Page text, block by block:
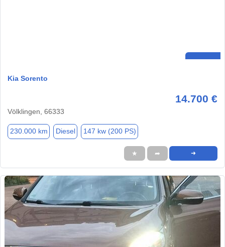
Kia Sorento
14.700 €
Völklingen, 66333
230.000 km Diesel 147 kw (200 PS)
★ ➦ ➜